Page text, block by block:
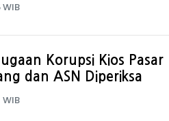
Korupsi Kios Pasar
dan ASN Diperiksa